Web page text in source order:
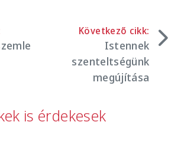
Következő cikk:
Istennek
szenteltségünk
megújítása
is érdekesek